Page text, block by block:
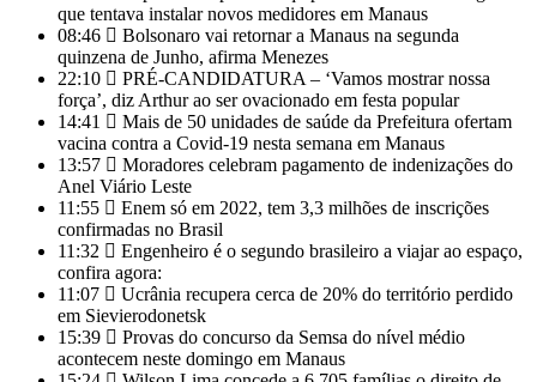
que tentava instalar novos medidores em Manaus
08:46
Bolsonaro vai retornar a Manaus na segunda
quinzena de Junho, afirma Menezes
22:10
PRÉ-CANDIDATURA – ‘Vamos mostrar nossa
força’, diz Arthur ao ser ovacionado em festa popular
14:41
Mais de 50 unidades de saúde da Prefeitura ofertam
vacina contra a Covid-19 nesta semana em Manaus
13:57
Moradores celebram pagamento de indenizações do
Anel Viário Leste
11:55
Enem só em 2022, tem 3,3 milhões de inscrições
confirmadas no Brasil
11:32
Engenheiro é o segundo brasileiro a viajar ao espaço,
confira agora:
11:07
Ucrânia recupera cerca de 20% do território perdido
em Sievierodonetsk
15:39
Provas do concurso da Semsa do nível médio
acontecem neste domingo em Manaus